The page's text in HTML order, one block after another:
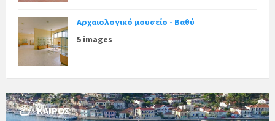
Αρχαιολογικό μουσείο - Βαθύ
5 images
ΚΑΙΡΌΣ